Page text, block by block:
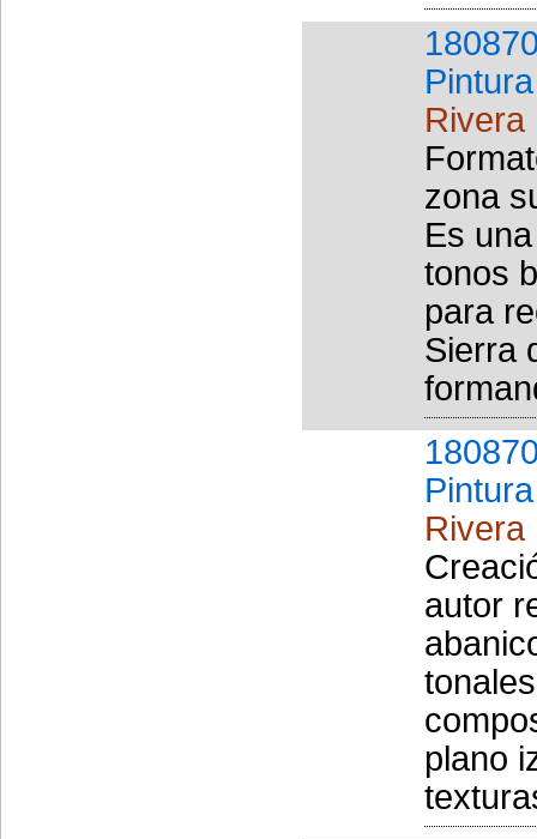
Pintura
Rivera
zona
Es
tonos
para
Sierra
Pintura
Rivera
autor
plano